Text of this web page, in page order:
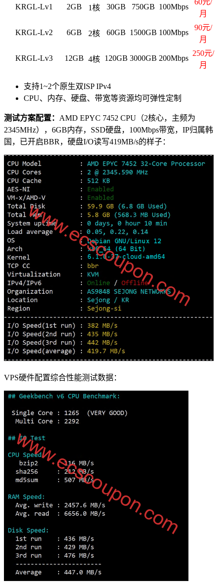
KRGL-Lv1 2GB 1核 30GB 750GB 100Mbps
月
KRGL-Lv2 6GB 2核 60GB 1500GB 100Mbps
90元/
月
KRGL-Lv3 12GB 4核 120GB 3000GB 200Mbps
250元/
月
支持1~2个原生双ISP IPv4
CPU、内存、硬盘、带宽等资源均可弹性定制
测试方案配置： AMD EPYC 7452 CPU（2核心，主频为
2345MHz），6GB内存，SSD硬盘，100Mbps带宽，IP归属韩
国，已开启BBR，硬盘I/O读写419MB/s的样子：
VPS硬件配置综合性能测试数据：